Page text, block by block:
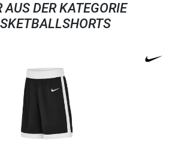
AUS DER KATEGORIE